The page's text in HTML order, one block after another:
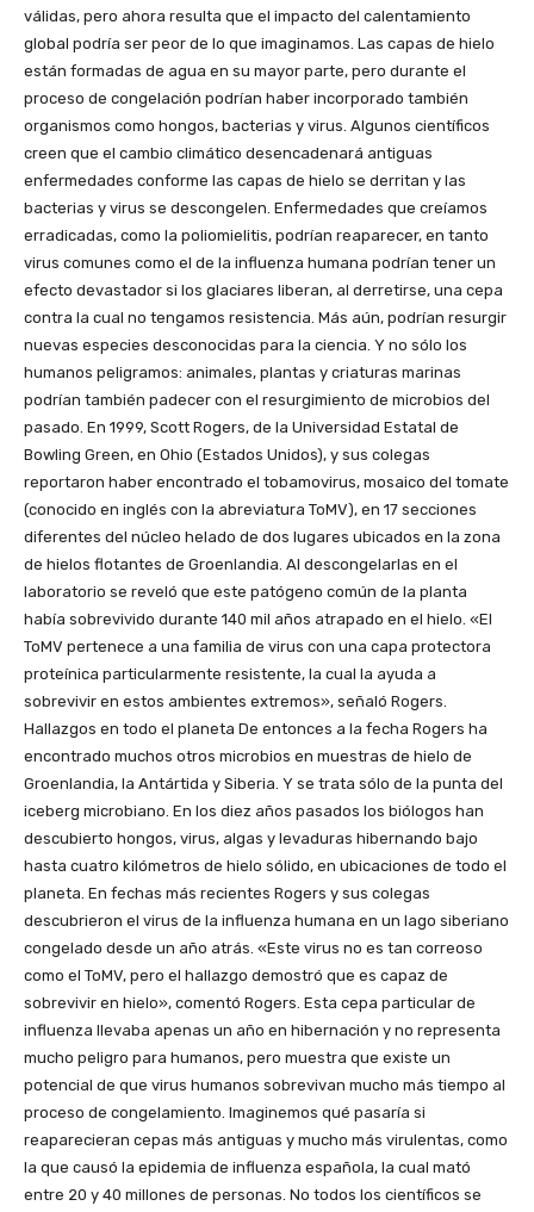
válidas, pero ahora resulta que el impacto del calentamiento
global podría ser peor de lo que imaginamos. Las capas de hielo
están formadas de agua en su mayor parte, pero durante el
proceso de congelación podrían haber incorporado también
organismos como hongos, bacterias y virus. Algunos científicos
creen que el cambio climático desencadenará antiguas
enfermedades conforme las capas de hielo se derritan y las
bacterias y virus se descongelen. Enfermedades que creíamos
erradicadas, como la poliomielitis, podrían reaparecer, en tanto
virus comunes como el de la influenza humana podrían tener un
efecto devastador si los glaciares liberan, al derretirse, una cepa
contra la cual no tengamos resistencia. Más aún, podrían resurgir
nuevas especies desconocidas para la ciencia. Y no sólo los
humanos peligramos: animales, plantas y criaturas marinas
podrían también padecer con el resurgimiento de microbios del
pasado. En 1999, Scott Rogers, de la Universidad Estatal de
Bowling Green, en Ohio (Estados Unidos), y sus colegas
reportaron haber encontrado el tobamovirus, mosaico del tomate
(conocido en inglés con la abreviatura ToMV), en 17 secciones
diferentes del núcleo helado de dos lugares ubicados en la zona
de hielos flotantes de Groenlandia. Al descongelarlas en el
laboratorio se reveló que este patógeno común de la planta
había sobrevivido durante 140 mil años atrapado en el hielo. «El
ToMV pertenece a una familia de virus con una capa protectora
proteínica particularmente resistente, la cual la ayuda a
sobrevivir en estos ambientes extremos», señaló Rogers.
Hallazgos en todo el planeta De entonces a la fecha Rogers ha
encontrado muchos otros microbios en muestras de hielo de
Groenlandia, la Antártida y Siberia. Y se trata sólo de la punta del
iceberg microbiano. En los diez años pasados los biólogos han
descubierto hongos, virus, algas y levaduras hibernando bajo
hasta cuatro kilómetros de hielo sólido, en ubicaciones de todo el
planeta. En fechas más recientes Rogers y sus colegas
descubrieron el virus de la influenza humana en un lago siberiano
congelado desde un año atrás. «Este virus no es tan correoso
como el ToMV, pero el hallazgo demostró que es capaz de
sobrevivir en hielo», comentó Rogers. Esta cepa particular de
influenza llevaba apenas un año en hibernación y no representa
mucho peligro para humanos, pero muestra que existe un
potencial de que virus humanos sobrevivan mucho más tiempo al
proceso de congelamiento. Imaginemos qué pasaría si
reaparecieran cepas más antiguas y mucho más virulentas, como
la que causó la epidemia de influenza española, la cual mató
entre 20 y 40 millones de personas. No todos los científicos se